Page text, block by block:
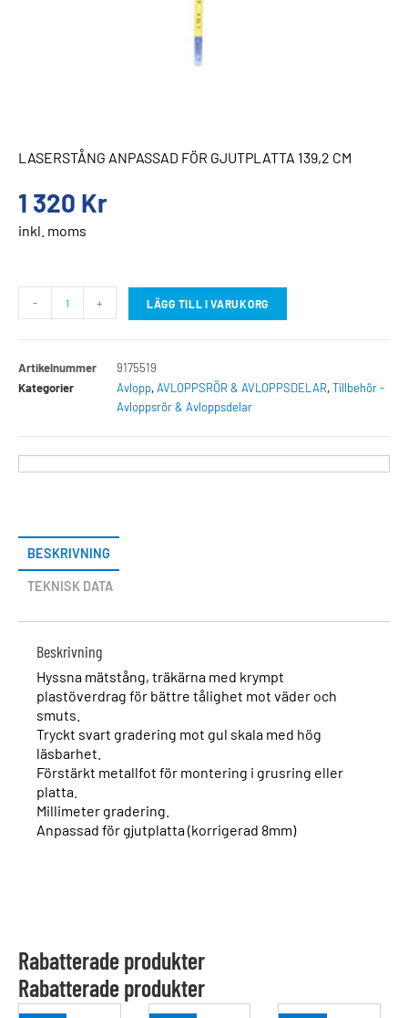
LASERSTÅNG ANPASSAD FÖR GJUTPLATTA 139,2 CM
1 320 Kr
inkl. moms
- + LÄGG TILL I VARUKORG
Artikelnummer
9175519
Kategorier
Avlopp,AVLOPPSRÖR & AVLOPPSDELAR,Tillbehör -
Avloppsrör & Avloppsdelar
BESKRIVNING
TEKNISK DATA
Beskrivning
Hyssna mätstång, träkärna med krympt
plastöverdrag för bättre tålighet mot väder och
smuts.
Tryckt svart gradering mot gul skala med hög
läsbarhet.
Förstärkt metallfot för montering i grusring eller
platta.
Millimeter gradering.
Anpassad för gjutplatta (korrigerad 8mm)
Rabatterade produkter
Rabatterade produkter